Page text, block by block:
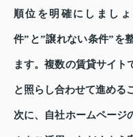
順位を明確にしまし
件”と”譲れない条件”を
ます。複数の賃貸サイト
と照らし合わせて進める
次に、自社ホームページ